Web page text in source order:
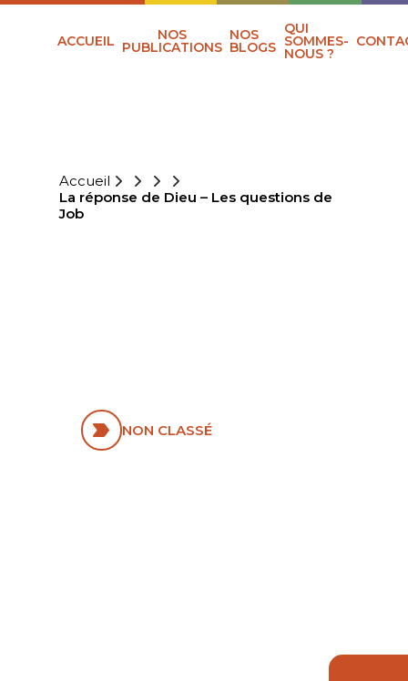
ACCUEIL NOS
PUBLICATIONS
NOS
BLOGS
QUI
SOMMES-
NOUS ?
Accueil
La réponse de Dieu – Les questions de
Job
NON CLASSÉ